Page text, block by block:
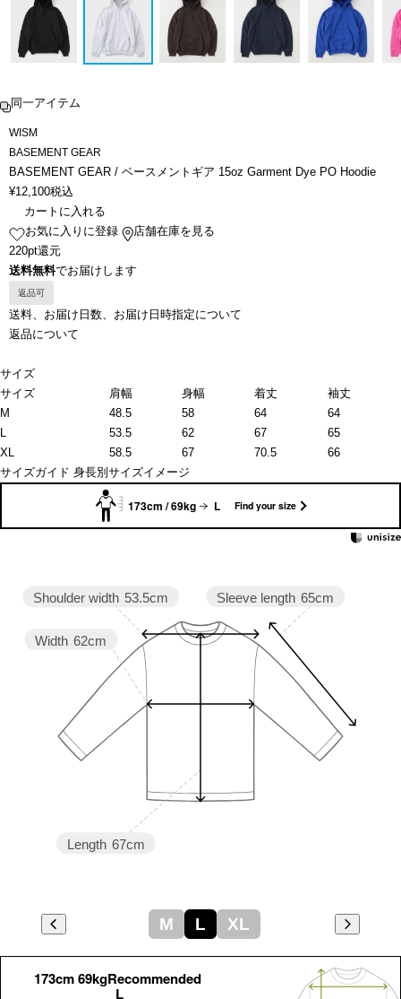
同一アイテム
WISM
BASEMENT GEAR
BASEMENT GEAR / ベースメントギア 15oz Garment Dye PO Hoodie
¥12,100税込
カートに入れる
お気に入りに登録
店舗在庫を見る
220pt還元
送料無料でお届けします
返品可
送料、お届け日数、お届け日時指定について
返品について
サイズ
サイズ
肩幅 身幅 着丈
袖丈
M
48.5 58 64
64
L
53.5 62 67
65
XL
58.5 67 70.5
66
サイズガイド 身長別サイズイメージ
173cm / 69kg L Find your size
Sleeve length 65cm
Length 67cm
Width 62cm
Shoulder width 53.5cm
M L XL
173cm 69kgRecommended
L